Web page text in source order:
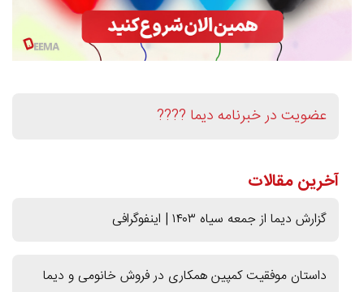
عضویت در خبرنامه دیما ????
آخرین مقالات
گزارش دیما از جمعه سیاه ۱۴۰۳ | اینفوگرافی
داستان موفقیت کمپین همکاری در فروش خانومی و دیما